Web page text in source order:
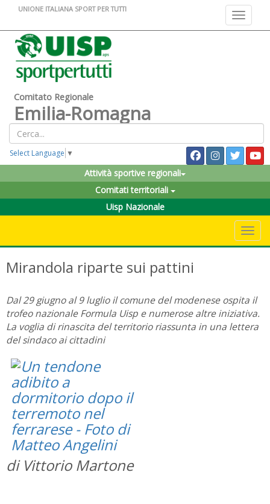
Toggle
UNIONE ITALIANA SPORT PER TUTTI
Comitato Regionale
Emilia-Romagna
Select Language ▼
Attività sportive regionali
Comitati territoriali
Uisp Nazionale
Mirandola riparte sui pattini
Dal 29 giugno al 9 luglio il comune del modenese ospita il
trofeo nazionale Formula Uisp e numerose altre iniziativa.
La voglia di rinascita del territorio riassunta in una lettera
del sindaco ai cittadini
di Vittorio Martone